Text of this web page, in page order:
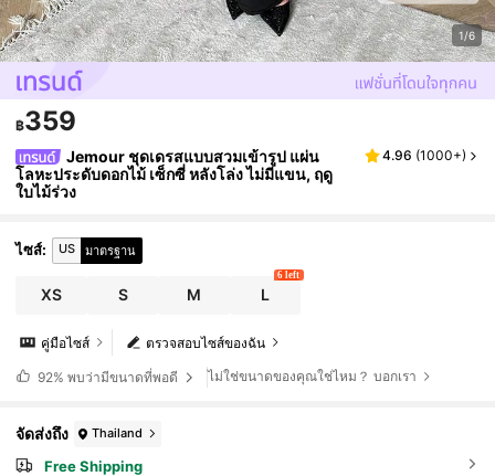
1/6
฿359
Jemour ชุดเดรสแบบสวมเข้ารูป แผ่น
โลหะประดับดอกไม้ เซ็กซี่ หลังโล่ง ไม่มีแขน, ฤดู
ใบไม้ร่วง
4.96 (1000+)
ไซส์: US มาตรฐาน
XS S M L
6 left
ตรวจสอบไซส์ของฉัน
คู่มือไซส์
92% พบว่ามีขนาดที่พอดี ไม่ใช่ขนาดของคุณใช่ไหม？ บอกเรา
จัดส่งถึง Thailand
Free Shipping